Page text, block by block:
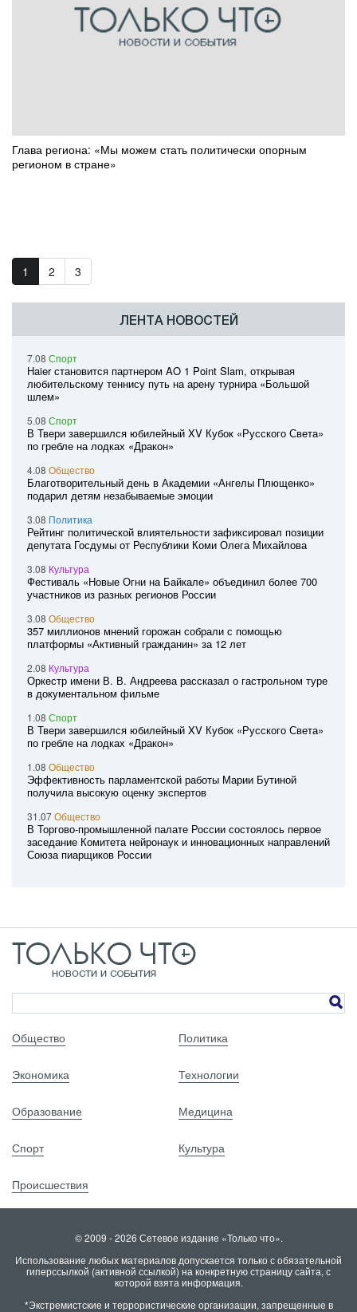
Глава региона: «Мы можем стать политически опорным
регионом в стране»
1 2 3
ЛЕНТА НОВОСТЕЙ
7.08 Спорт
Haier становится партнером AO 1 Point Slam, открывая
любительскому теннису путь на арену турнира «Большой
шлем»
5.08 Спорт
В Твери завершился юбилейный XV Кубок «Русского Света»
по гребле на лодках «Дракон»
4.08 Общество
Благотворительный день в Академии «Ангелы Плющенко»
подарил детям незабываемые эмоции
3.08 Политика
Рейтинг политической влиятельности зафиксировал позиции
депутата Госдумы от Республики Коми Олега Михайлова
3.08 Культура
Фестиваль «Новые Огни на Байкале» объединил более 700
участников из разных регионов России
3.08 Общество
357 миллионов мнений горожан собрали с помощью
платформы «Активный гражданин» за 12 лет
2.08 Культура
Оркестр имени В. В. Андреева рассказал о гастрольном туре
в документальном фильме
1.08 Спорт
В Твери завершился юбилейный XV Кубок «Русского Света»
по гребле на лодках «Дракон»
1.08 Общество
Эффективность парламентской работы Марии Бутиной
получила высокую оценку экспертов
31.07Общество
В Торгово-промышленной палате России состоялось первое
заседание Комитета нейронаук и инновационных направлений
Союза пиарщиков России
Общество Политика
Экономика Технологии
Образование Медицина
Спорт Культура
Происшествия
© 2009 - 2026 Сетевое издание «Только что».
Использование любых материалов допускается только с обязательной
гиперссылкой (активной ссылкой) на конкретную страницу сайта, с
которой взята информация.
*Экстремистские и террористические организации, запрещенные в